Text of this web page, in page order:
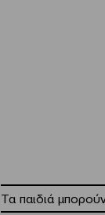
Τα παιδιά